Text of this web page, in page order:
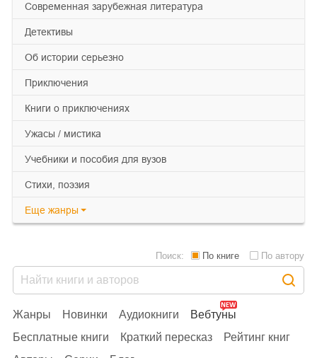
современная зарубежная литература
детективы
об истории серьезно
приключения
книги о приключениях
ужасы / мистика
учебники и пособия для вузов
cтихи, поэзия
Еще жанры
Жанры Новинки Аудиокниги
Вебтуны
Бесплатные книги
Краткий пересказ
Рейтинг книг
Поиск: По книге По автору